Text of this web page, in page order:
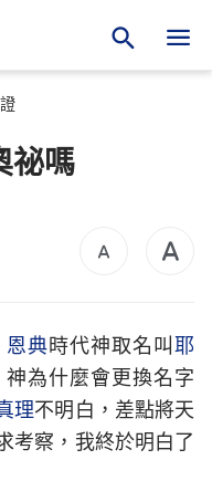
祕嗎
恩典時代神取名叫耶
神為什麼會更換名字
理不明白，差點將天
考察，我終於明白了